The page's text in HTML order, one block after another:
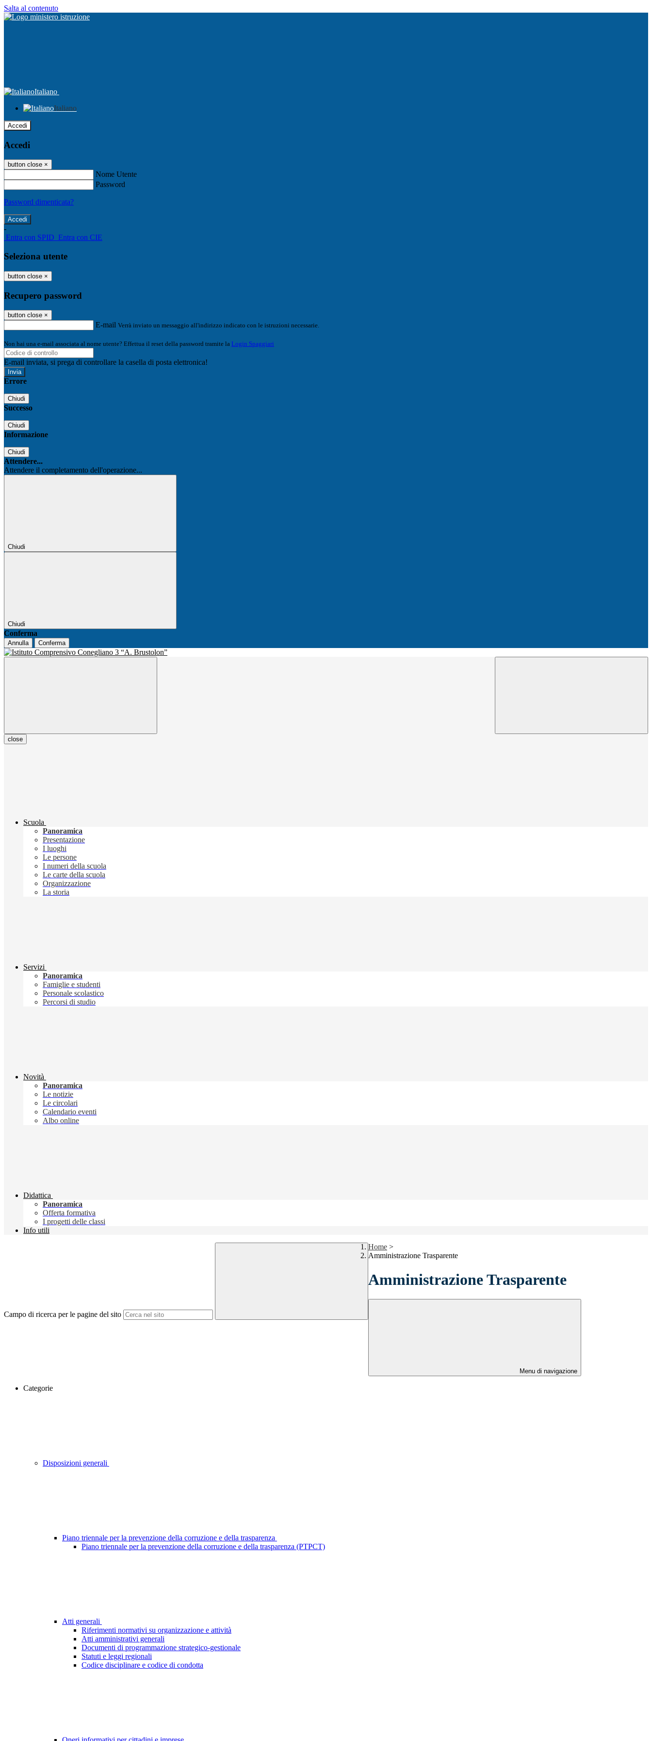
Salta al contenuto
Italiano
Italiano
Accedi
Accedi
button close ×
Nome Utente
Password
Password dimenticata?
-
Entra con SPID Entra con CIE
Seleziona utente
button close ×
Recupero password
button close ×
E-mail Verrà inviato un messaggio all'indirizzo indicato con le istruzioni necessarie.
Non hai una e-mail associata al nome utente? Effettua il reset della password tramite la Login Spaggiari
E-mail inviata, si prega di controllare la casella di posta elettronica!
Errore
Chiudi
Successo
Chiudi
Informazione
Chiudi
Attendere...
Attendere il completamento dell'operazione...
Chiudi
Chiudi
Conferma
Annulla Conferma
close
Scuola
Panoramica
Presentazione
I luoghi
Le persone
I numeri della scuola
Le carte della scuola
Organizzazione
La storia
Servizi
Panoramica
Famiglie e studenti
Personale scolastico
Percorsi di studio
Novità
Panoramica
Le notizie
Le circolari
Calendario eventi
Albo online
Didattica
Panoramica
Offerta formativa
I progetti delle classi
Info utili
Campo di ricerca per le pagine del sito
Home >
Amministrazione Trasparente
Amministrazione Trasparente
Menu di navigazione
Categorie
Disposizioni generali
Piano triennale per la prevenzione della corruzione e della trasparenza
Piano triennale per la prevenzione della corruzione e della trasparenza (PTPCT)
Atti generali
Riferimenti normativi su organizzazione e attività
Atti amministrativi generali
Documenti di programmazione strategico-gestionale
Statuti e leggi regionali
Codice disciplinare e codice di condotta